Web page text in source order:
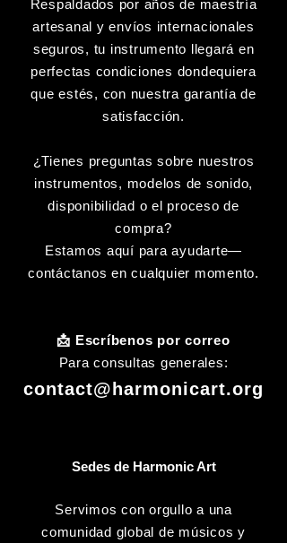
Respaldados por años de maestría
artesanal y envíos internacionales
seguros, tu instrumento llegará en
perfectas condiciones dondequiera
que estés, con nuestra garantía de
satisfacción.
¿Tienes preguntas sobre nuestros
instrumentos, modelos de sonido,
disponibilidad o el proceso de
compra?
Estamos aquí para ayudarte—
contáctanos en cualquier momento.
📩 Escríbenos por correo
Para consultas generales:
contact@harmonicart.org
Sedes de Harmonic Art
Servimos con orgullo a una
comunidad global de músicos y